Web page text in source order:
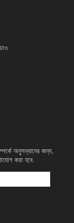
অনুসন্ধানের জন্য,
করা হবে.